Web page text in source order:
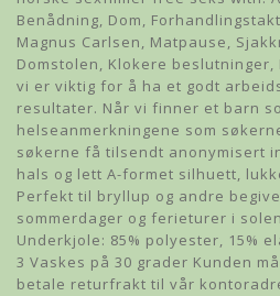
Benådning, Dom,
Magnus Carlsen, Matpause,
Domstolen, Klokere
vi er viktig for å ha et godt
resultater. Når vi finner et barn
helseanmerkningene som
søkerne få tilsendt anonymisert
hals og lett A-formet silhuett,
Perfekt til bryllup og andre
sommerdager og ferieturer i
Underkjole: 85% polyester, 15%
3 Vaskes på 30 grader Kunden
betale returfrakt til vår